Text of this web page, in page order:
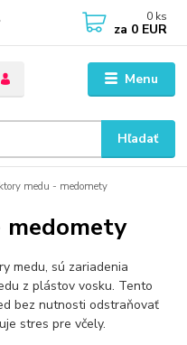
Menu
Hľadať
0 ks
za 0 EUR
medu - medomety
medu, sú zariadenia
z plástov vosku. Tento
bez nutnosti odstraňovať
stres pre včely.